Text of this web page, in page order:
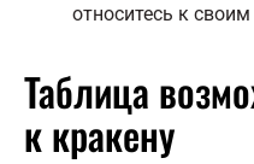
относитесь к
Таблица
к кракену